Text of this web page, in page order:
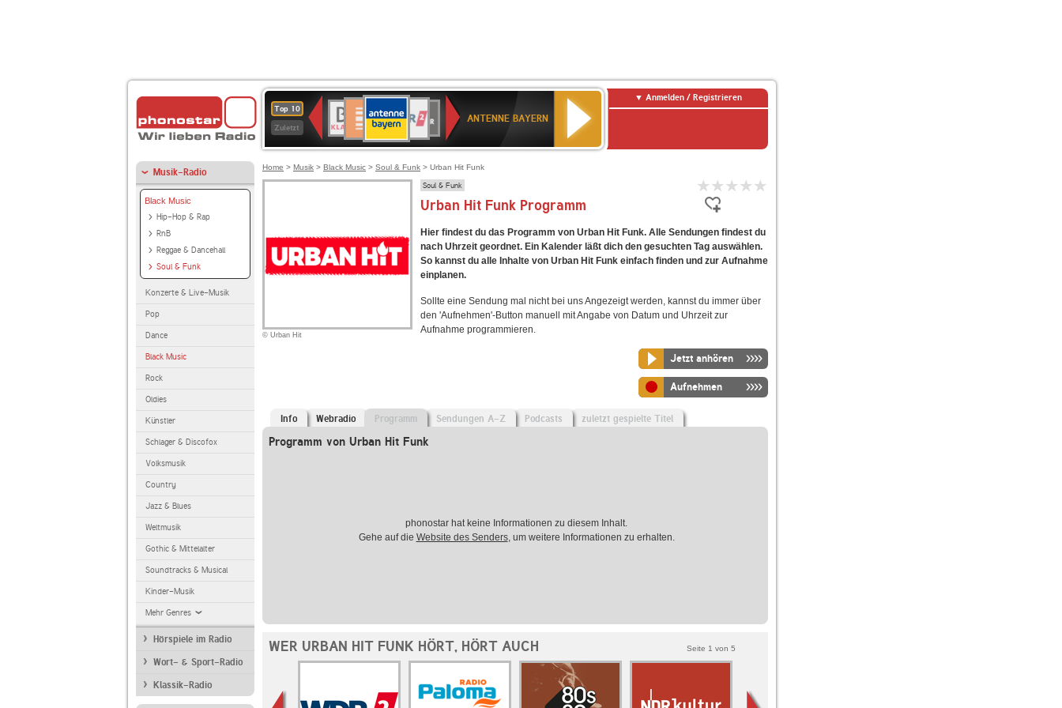
Top 10
Zuletzt
Deutschlandfunk
80er
90er
OLDIE
ANTENNE
SWR3
WDR
4
BR-
KLASSIK
Deutschlandfunk
KulturBAYERN
2
SWR
Kultur
NDR
2
ANTENNE BAYERN
Anmelden / Registrieren
Musik-Radio
Black Music
Hip-Hop & Rap
RnB
Reggae & Dancehall
Soul & Funk
Konzerte & Live-Musik
Pop
Dance
Black Music
Rock
Oldies
Künstler
Schlager & Discofox
Volksmusik
Country
Jazz & Blues
Weltmusik
Gothic & Mittelalter
Soundtracks & Musical
Kinder-Musik
Mehr Genres
Hörspiele im Radio
Wort- & Sport-Radio
Klassik-Radio
Home > Musik > Black Music > Soul & Funk > Urban Hit Funk
© Urban Hit
Soul & Funk
Urban Hit Funk Programm
Hier findest du das Programm von Urban Hit Funk. Alle Sendungen findest du
nach Uhrzeit geordnet. Ein Kalender läßt dich den gesuchten Tag auswählen.
So kannst du alle Inhalte von Urban Hit Funk einfach finden und zur Aufnahme
einplanen.
Sollte eine Sendung mal nicht bei uns Angezeigt werden, kannst du immer über
den 'Aufnehmen'-Button manuell mit Angabe von Datum und Uhrzeit zur
Aufnahme programmieren.
Jetzt anhören
Aufnehmen
Info Webradio Programm Sendungen A-Z Podcasts zuletzt gespielte Titel
Programm von Urban Hit Funk
phonostar hat keine Informationen zu diesem Inhalt.
Gehe auf die Website des Senders, um weitere Informationen zu erhalten.
WER URBAN HIT FUNK HÖRT, HÖRT AUCH Seite 1 von 5